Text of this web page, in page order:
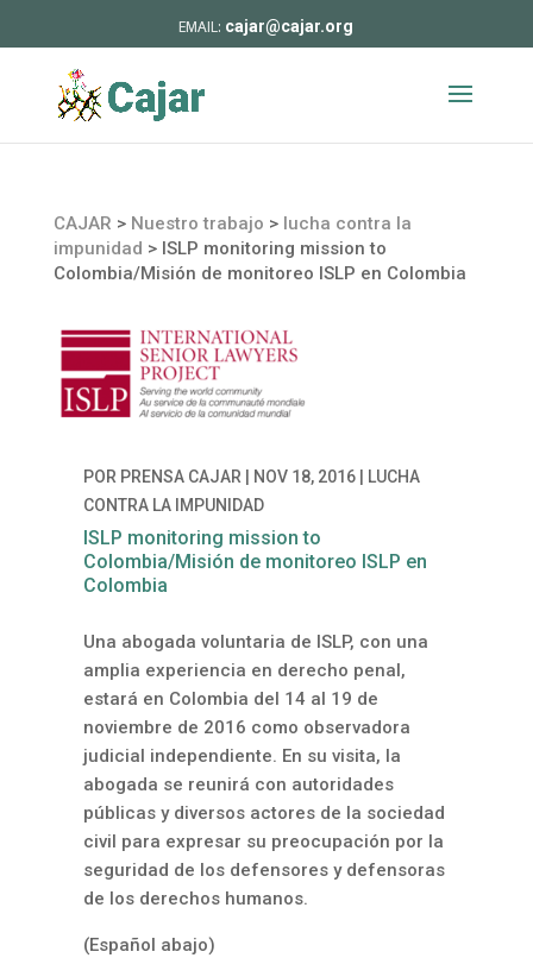
cajar@cajar.org
CAJAR > Nuestro trabajo > lucha contra la
impunidad > ISLP monitoring mission to
Colombia/Misión de monitoreo ISLP en Colombia
POR PRENSA CAJAR NOV 18, 2016|
LUCHA
CONTRA LA IMPUNIDAD
ISLP monitoring mission to
Colombia/Misión de monitoreo ISLP en
Colombia
Una abogada voluntaria de ISLP, con una
amplia experiencia en derecho penal,
estará en Colombia del 14 al 19 de
noviembre de 2016 como observadora
judicial independiente. En su visita, la
abogada se reunirá con autoridades
públicas y diversos actores de la sociedad
civil para expresar su preocupación por la
seguridad de los defensores y defensoras
de los derechos humanos.
(Español abajo)